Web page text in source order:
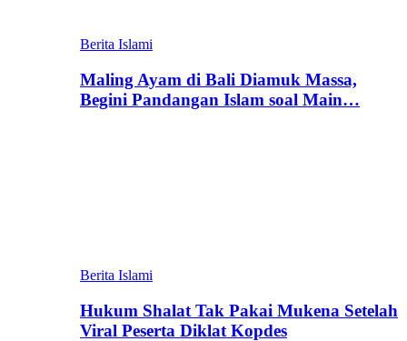
Berita Islami
Maling Ayam di Bali Diamuk Massa,
Begini Pandangan Islam soal Main…
Berita Islami
Hukum Shalat Tak Pakai Mukena Setelah
Viral Peserta Diklat Kopdes